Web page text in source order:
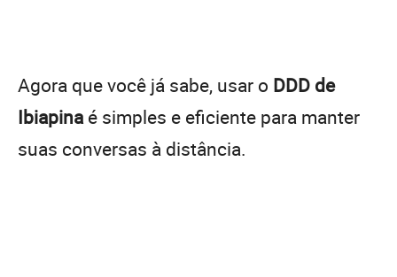
Agora que você já sabe, usar o DDD de
Ibiapina é simples e eficiente para manter
suas conversas à distância.